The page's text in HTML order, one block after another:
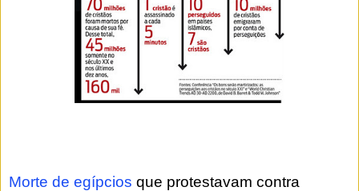
Morte de egípcios que protestavam contra